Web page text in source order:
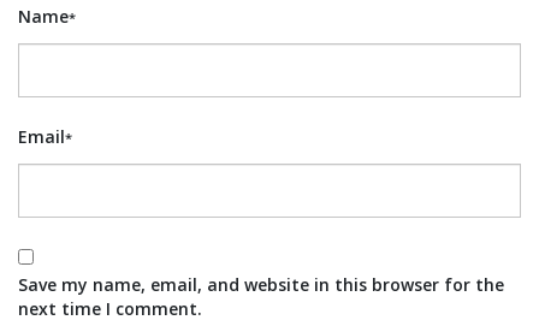
Name*
Email*
Save my name, email, and website in this browser for the
next time I comment.